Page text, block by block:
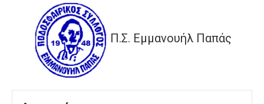
Π.Σ. Εμμανουήλ Παπάς